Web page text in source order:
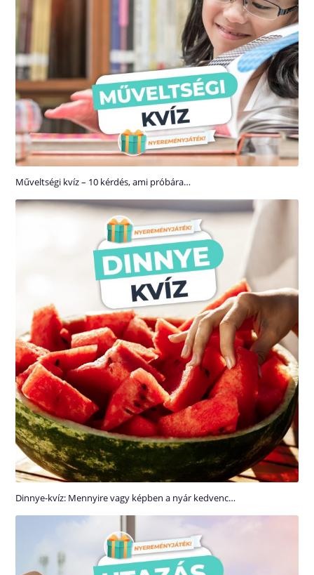
Műveltségi kvíz – 10 kérdés, ami próbára…
Dinnye-kvíz: Mennyire vagy képben a nyár kedvenc…